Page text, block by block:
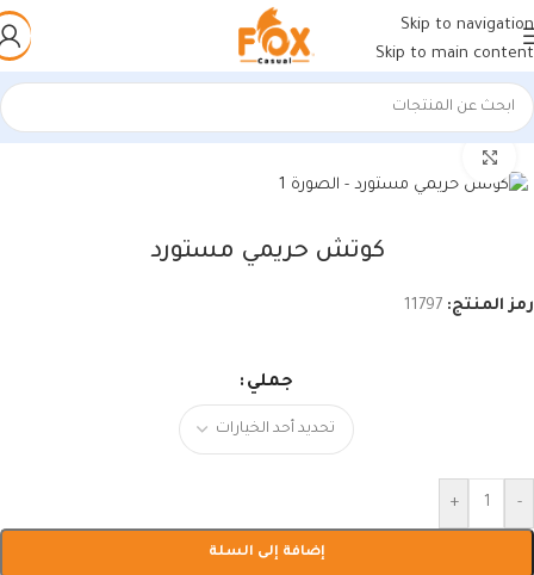
Skip to navigation
Skip to main content
الرئيسية/حريمي/كوتشي حريمي
كوتش حريمي مستورد
رمز المنتج: 11797
جملي
-
+
إضافة إلى السلة